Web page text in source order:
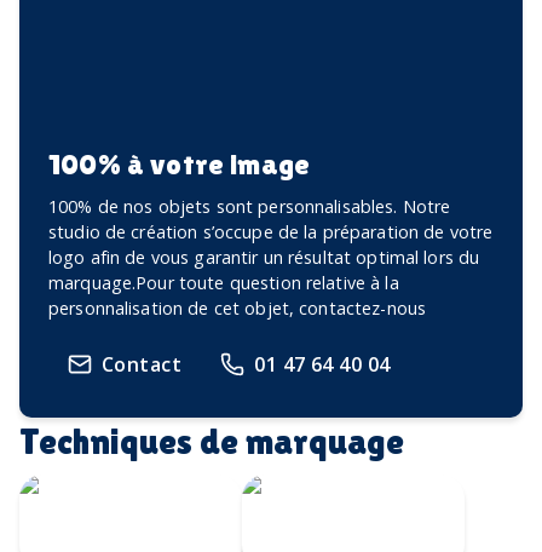
100% à votre image
100% de nos objets sont personnalisables. Notre
studio de création s’occupe de la préparation de votre
logo afin de vous garantir un résultat optimal lors du
marquage.Pour toute question relative à la
personnalisation de cet objet, contactez-nous
Contact 01 47 64 40 04
Techniques de marquage